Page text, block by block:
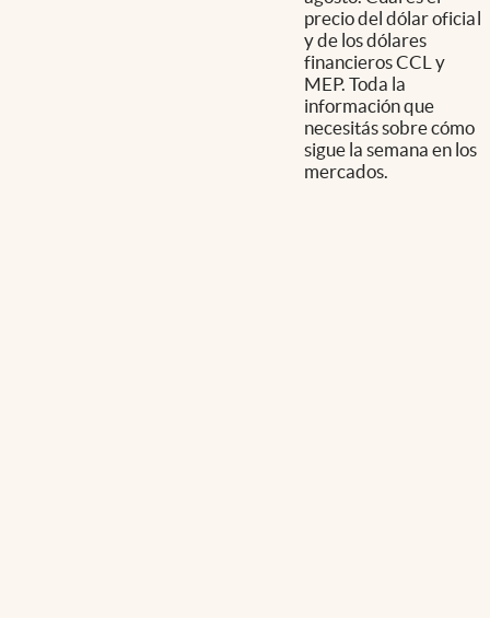
precio del dólar oficial
y de los dólares
financieros CCL y
MEP. Toda la
información que
necesitás sobre cómo
sigue la semana en los
mercados.